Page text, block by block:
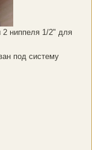
2 ниппеля 1/2" для
под систему